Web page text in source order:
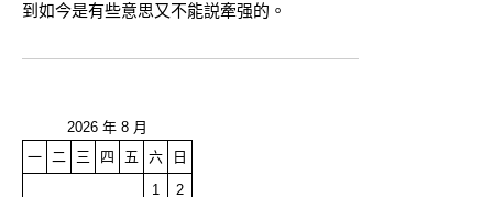
到如今是有些意思又不能説牽强的。
2026 年 8 月
一 二 三 四 五 六
日
1
2